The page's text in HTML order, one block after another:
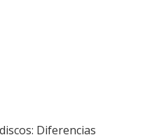
Diferencias